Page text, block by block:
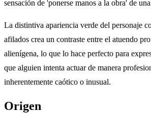
sensación de 'ponerse manos a la obra' de
La distintiva apariencia verde del personaje
afilados crea un contraste entre el atuendo
alienígena, lo que lo hace perfecto para
que alguien intenta actuar de manera
inherentemente caótico o inusual.
Origen